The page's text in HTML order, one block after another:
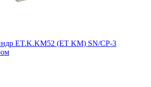
ET.K.KM52 (ET KM) SN/CP-3